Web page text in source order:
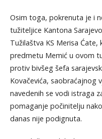
Osim toga, pokrenuta je i
tužiteljice Kantona
Tužilaštva KS Merisa
predmetu Memić u ovom
protiv bivšeg šefa
Kovačevića, saobraćajnog
navedenih se vodi istraga
pomaganje počinitelju
danas nije podignuta.